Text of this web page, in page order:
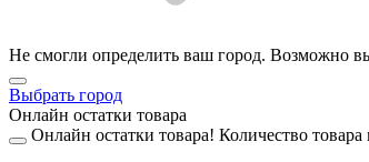
Не смогли определить ваш город. Возможно
Выбрать город
Онлайн остатки товара
Онлайн остатки товара! Количество товара